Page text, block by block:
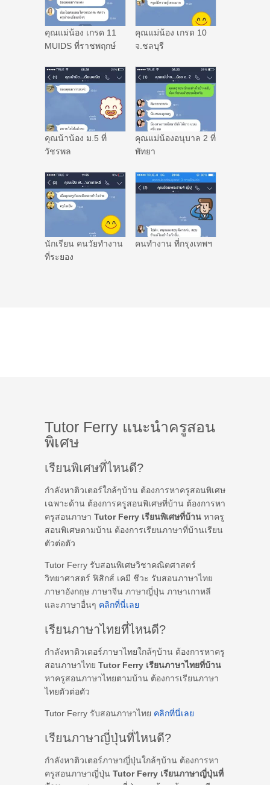
คุณแม่น้อง เกรด 11
MUIDS ที่ราชพฤกษ์
คุณแม่น้อง เกรด 10
จ.ชลบุรี
คุณน้าน้อง ม.5 ที่
วัชรพล
คุณแม่น้องอนุบาล 2 ที่
พัทยา
นักเรียน คนวัยทำงาน
ที่ระยอง
คนทำงาน ที่กรุงเทพฯ
Tutor Ferry แนะนำครูสอน
พิเศษ
เรียนพิเศษที่ไหนดี?
กำลังหาติวเตอร์ใกล้ๆบ้าน ต้องการหาครูสอนพิเศษ
เฉพาะด้าน ต้องการครูสอนพิเศษที่บ้าน ต้องการหา
ครูสอนภาษา Tutor Ferry เรียนพิเศษที่บ้าน หาครู
สอนพิเศษตามบ้าน ต้องการเรียนภาษาที่บ้านเรียน
ตัวต่อตัว
Tutor Ferry รับสอนพิเศษวิชาคณิตศาสตร์
วิทยาศาสตร์ ฟิสิกส์ เคมี ชีวะ รับสอนภาษาไทย
ภาษาอังกฤษ ภาษาจีน ภาษาญี่ปุ่น ภาษาเกาหลี
และภาษาอื่นๆ คลิกที่นี่เลย
เรียนภาษาไทยที่ไหนดี?
กำลังหาติวเตอร์ภาษาไทยใกล้ๆบ้าน ต้องการหาครู
สอนภาษาไทย Tutor Ferry เรียนภาษาไทยที่บ้าน
หาครูสอนภาษาไทยตามบ้าน ต้องการเรียนภาษา
ไทยตัวต่อตัว
Tutor Ferry รับสอนภาษาไทย คลิกที่นี่เลย
เรียนภาษาญี่ปุ่นที่ไหนดี?
กำลังหาติวเตอร์ภาษาญี่ปุ่นใกล้ๆบ้าน ต้องการหา
ครูสอนภาษาญี่ปุ่น Tutor Ferry เรียนภาษาญี่ปุ่นที่